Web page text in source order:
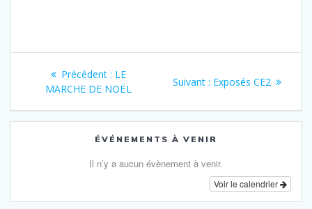
Navigation
l’article
Précédent : Article
précédent
LE
MARCHE DE NOËL
Suivant : Article
:
Exposés CE2
ÉVÉNEMENTS À VENIR
Il n’y a aucun évènement à venir.
Voir le calendrier